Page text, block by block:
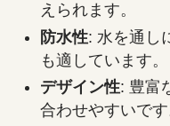
えられます。
防水性: 水を通し
も適しています。
デザイン性: 豊富
合わせやすいです